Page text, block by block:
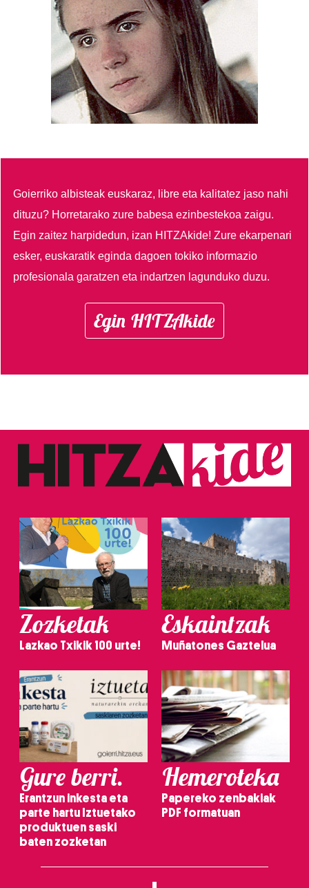
Goierriko albisteak euskaraz, libre eta kalitatez jaso nahi
dituzu? Horretarako zure babesa ezinbestekoa zaigu.
Egin zaitez harpidedun, izan HITZAkide!Zure ekarpenari
esker, euskaratik eginda dagoen tokiko informazio
profesionala garatzen eta indartzen lagunduko duzu.
Egin HITZAkide
Zozketak
Lazkao Txikik 100 urte!
Eskaintzak
Muñatones Gaztelua
Gure berri.
Erantzun inkesta eta
parte hartu Iztuetako
produktuen saski
baten zozketan
Hemeroteka
Papereko zenbakiak
PDF formatuan